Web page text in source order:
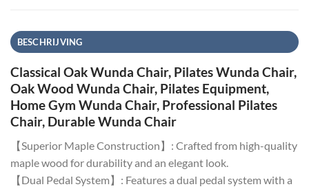
BESCHRIJVING
Classical Oak Wunda Chair, Pilates Wunda Chair,
Oak Wood Wunda Chair, Pilates Equipment,
Home Gym Wunda Chair, Professional Pilates
Chair, Durable Wunda Chair
【Superior Maple Construction】: Crafted from high-quality
maple wood for durability and an elegant look.
【Dual Pedal System】: Features a dual pedal system with a